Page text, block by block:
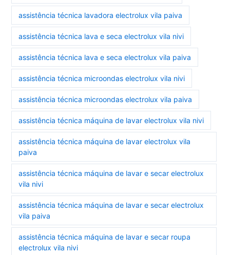
assistência técnica lavadora electrolux vila paiva
assistência técnica lava e seca electrolux vila nivi
assistência técnica lava e seca electrolux vila paiva
assistência técnica microondas electrolux vila nivi
assistência técnica microondas electrolux vila paiva
assistência técnica máquina de lavar electrolux vila nivi
assistência técnica máquina de lavar electrolux vila
paiva
assistência técnica máquina de lavar e secar electrolux
vila nivi
assistência técnica máquina de lavar e secar electrolux
vila paiva
assistência técnica máquina de lavar e secar roupa
electrolux vila nivi